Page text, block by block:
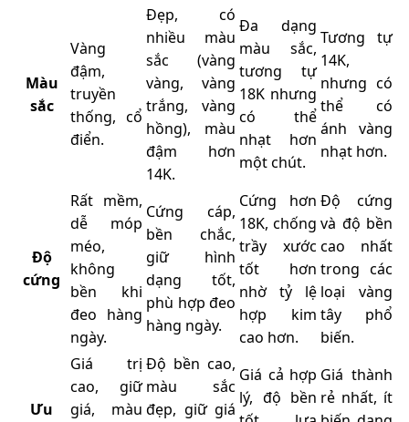
Màu
sắc
Vàng
đậm,
truyền
thống, cổ
điển.
Đẹp, có
nhiều màu
sắc (vàng
vàng, vàng
trắng, vàng
hồng), màu
đậm hơn
14K.
Đa dạng
màu sắc,
tương tự
18K nhưng
có thể
nhạt hơn
một chút.
Tương tự
14K,
nhưng có
thể có
ánh vàng
nhạt hơn.
Độ
cứng
Rất mềm,
dễ móp
méo,
không
bền khi
đeo hàng
ngày.
Cứng cáp,
bền chắc,
giữ hình
dạng tốt,
phù hợp đeo
hàng ngày.
Cứng hơn
18K, chống
trầy xước
tốt hơn
nhờ tỷ lệ
hợp kim
cao hơn.
Độ cứng
và độ bền
cao nhất
trong các
loại vàng
tây phổ
biến.
Ưu
Giá trị
cao, giữ
giá, màu
Độ bền cao,
màu sắc
đẹp, giữ giá
Giá cả hợp
lý, độ bền
Giá thành
rẻ nhất, ít